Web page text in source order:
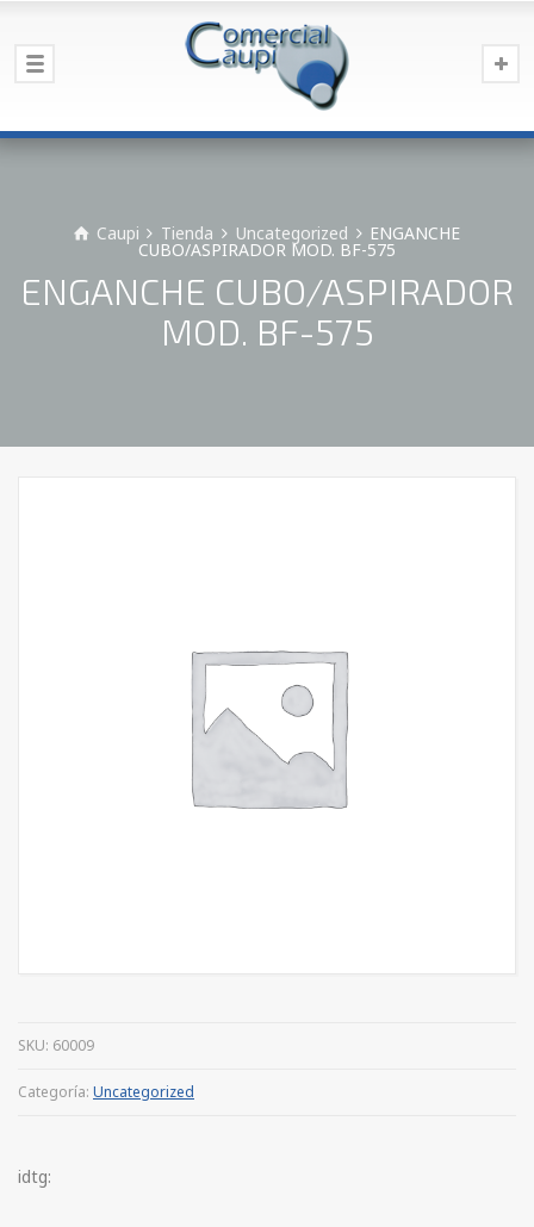
Caupi Tienda Uncategorized ENGANCHE
CUBO/ASPIRADOR MOD. BF-575
ENGANCHE CUBO/ASPIRADOR
MOD. BF-575
SKU: 60009
Categoría: Uncategorized
idtg: